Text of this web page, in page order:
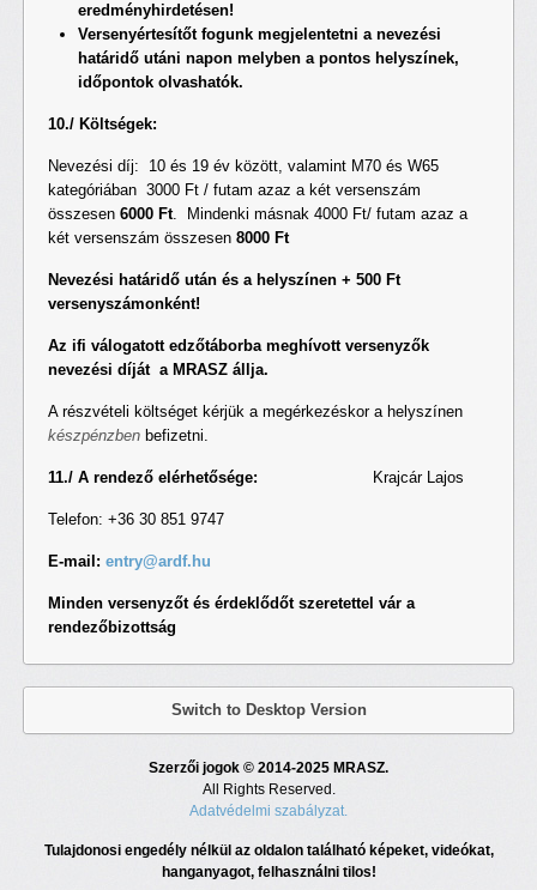
eredményhirdetésen!
Versenyértesítőt fogunk megjelentetni a nevezési
határidő utáni napon melyben a pontos helyszínek,
időpontok olvashatók.
10./ Költségek:
Nevezési díj: 10 és 19 év között, valamint M70 és W65
kategóriában 3000 Ft / futam azaz a két versenszám
összesen 6000 Ft. Mindenki másnak 4000 Ft/ futam azaz a
két versenszám összesen 8000 Ft
Nevezési határidő után és a helyszínen + 500 Ft
versenyszámonként!
Az ifi válogatott edzőtáborba meghívott versenyzők
nevezési díját a MRASZ állja.
A részvételi költséget kérjük a megérkezéskor a helyszínen
készpénzben befizetni.
11./ A rendező elérhetősége: Krajcár Lajos
Telefon: +36 30 851 9747
E-mail: entry@ardf.hu
Minden versenyzőt és érdeklődőt szeretettel vár a
rendezőbizottság
Switch to Desktop Version
Szerzői jogok © 2014-2025 MRASZ.
All Rights Reserved.
Adatvédelmi szabályzat.
Tulajdonosi engedély nélkül az oldalon található képeket, videókat,
hanganyagot, felhasználni tilos!